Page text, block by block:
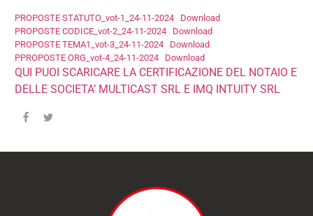
PROPOSTE STATUTO_vot-1_24-11-2024
Download
PROPOSTE CODICE_vot-2_24-11-2024
Download
PROPOSTE TEMA1_vot-3_24-11-2024
Download
PPROPOSTE ORG_vot-4_24-11-2024
Download
QUI PUOI SCARICARE LA CERTIFICAZIONE DEL NOTAIO E
DELLE SOCIETA’ MULTICAST SRL E IMQ INTUITY SRL